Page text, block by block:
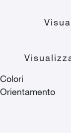
Colori
Orientamento